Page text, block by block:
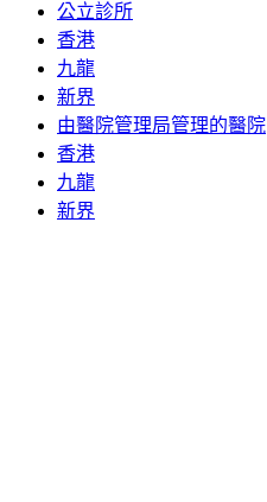
公立診所
香港
九龍
新界
由醫院管理局管理的醫院
香港
九龍
新界